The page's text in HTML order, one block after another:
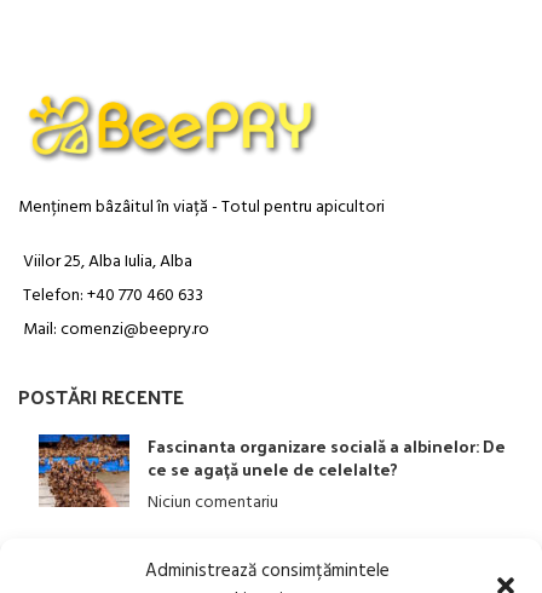
Administrează consimțămintele
Menținem bâzâitul în viață - Totul pentru apicultori
Viilor 25, Alba Iulia, Alba
Telefon: +40 770 460 633
Mail: comenzi@beepry.ro
POSTĂRI RECENTE
Fascinanta organizare socială a albinelor: De
ce se agață unele de celelalte?
Niciun comentariu